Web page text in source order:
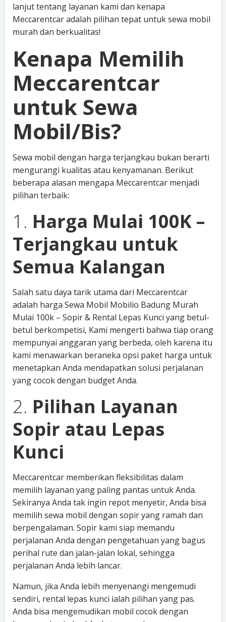
lanjut tentang layanan kami dan kenapa
Meccarentcar adalah pilihan tepat untuk sewa mobil
murah dan berkualitas!
Kenapa Memilih
Meccarentcar
untuk Sewa
Mobil/Bis?
Sewa mobil dengan harga terjangkau bukan berarti
mengurangi kualitas atau kenyamanan. Berikut
beberapa alasan mengapa Meccarentcar menjadi
pilihan terbaik:
1. Harga Mulai 100K –
Terjangkau untuk
Semua Kalangan
Salah satu daya tarik utama dari Meccarentcar
adalah harga Sewa Mobil Mobilio Badung Murah
Mulai 100k – Sopir & Rental Lepas Kunci yang betul-
betul berkompetisi, Kami mengerti bahwa tiap orang
mempunyai anggaran yang berbeda, oleh karena itu
kami menawarkan beraneka opsi paket harga untuk
menetapkan Anda mendapatkan solusi perjalanan
yang cocok dengan budget Anda.
2. Pilihan Layanan
Sopir atau Lepas
Kunci
Meccarentcar memberikan fleksibilitas dalam
memilih layanan yang paling pantas untuk Anda.
Sekiranya Anda tak ingin repot menyetir, Anda bisa
memilih sewa mobil dengan sopir yang ramah dan
berpengalaman. Sopir kami siap memandu
perjalanan Anda dengan pengetahuan yang bagus
perihal rute dan jalan-jalan lokal, sehingga
perjalanan Anda lebih lancar.
Namun, jika Anda lebih menyenangi mengemudi
sendiri, rental lepas kunci ialah pilihan yang pas.
Anda bisa mengemudikan mobil cocok dengan